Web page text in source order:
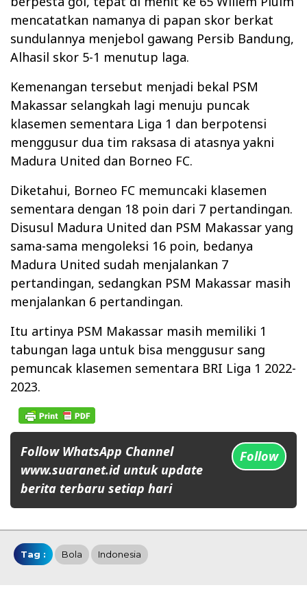
mencatatkan namanya di papan skor berkat
sundulannya menjebol gawang Persib Bandung,
Alhasil skor 5-1 menutup laga.
Kemenangan tersebut menjadi bekal PSM
Makassar selangkah lagi menuju puncak
klasemen sementara Liga 1 dan berpotensi
menggusur dua tim raksasa di atasnya yakni
Madura United dan Borneo FC.
Diketahui, Borneo FC memuncaki klasemen
sementara dengan 18 poin dari 7 pertandingan.
Disusul Madura United dan PSM Makassar yang
sama-sama mengoleksi 16 poin, bedanya
Madura United sudah menjalankan 7
pertandingan, sedangkan PSM Makassar masih
menjalankan 6 pertandingan.
Itu artinya PSM Makassar masih memiliki 1
tabungan laga untuk bisa menggusur sang
pemuncak klasemen sementara BRI Liga 1 2022-
2023.
Follow WhatsApp Channel
www.suaranet.id untuk update
berita terbaru setiap hari
Follow
Tag : Bola Indonesia